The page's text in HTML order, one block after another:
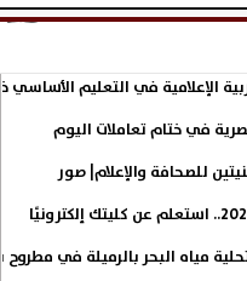
الإعلامية في التعليم
في ختام تعاملات اليوم
للصحافة والإعلام| صور
بالرميلة في مطروح بطاقة 125 ألف